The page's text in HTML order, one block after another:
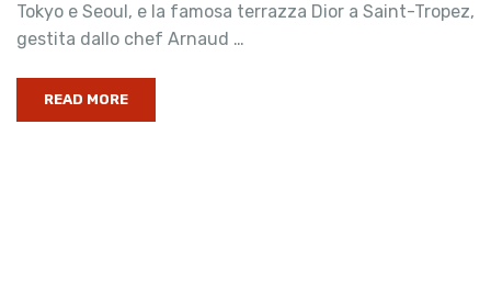
Tokyo e Seoul, e la famosa terrazza Dior a Saint-Tropez,
gestita dallo chef Arnaud …
READ MORE